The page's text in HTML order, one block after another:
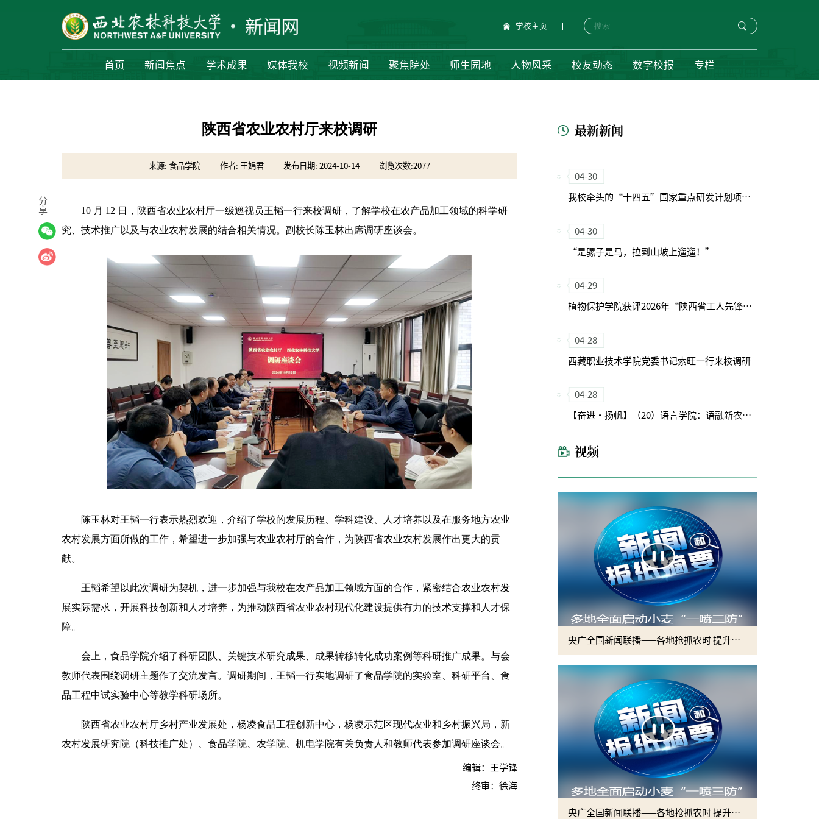
学校主页
首页 新闻焦点 学术成果 媒体我校 视频新闻 聚焦院处 师生园地 人物风采 校友动态 数字校报 专栏
陕西省农业农村厅来校调研
来源: 食品学院 作者: 王娟君 发布日期: 2024-10-14 浏览次数:2077
10 月 12 日，陕西省农业农村厅一级巡视员王韬一行来校调研，了解学校在农产品加工领域的科学研
究、技术推广以及与农业农村发展的结合相关情况。副校长陈玉林出席调研座谈会。
陈玉林对王韬一行表示热烈欢迎，介绍了学校的发展历程、学科建设、人才培养以及在服务地方农业
农村发展方面所做的工作，希望进一步加强与农业农村厅的合作，为陕西省农业农村发展作出更大的贡
献。
王韬希望以此次调研为契机，进一步加强与我校在农产品加工领域方面的合作，紧密结合农业农村发
展实际需求，开展科技创新和人才培养，为推动陕西省农业农村现代化建设提供有力的技术支撑和人才保
障。
会上，食品学院介绍了科研团队、关键技术研究成果、成果转移转化成功案例等科研推广成果。与会
教师代表围绕调研主题作了交流发言。调研期间，王韬一行实地调研了食品学院的实验室、科研平台、食
品工程中试实验中心等教学科研场所。
陕西省农业农村厅乡村产业发展处，杨凌食品工程创新中心，杨凌示范区现代农业和乡村振兴局，新
农村发展研究院（科技推广处）、食品学院、农学院、机电学院有关负责人和教师代表参加调研座谈会。
编辑：王学锋
终审：徐海
分
享
最新新闻
04-30
我校牵头的“十四五”国家重点研发计划项目启动会暨实施方案论证会顺利召开
04-30
“是骡子是马，拉到山坡上遛遛！”
04-29
植物保护学院获评2026年“陕西省工人先锋号”
04-28
西藏职业技术学院党委书记索旺一行来校调研
04-28
【奋进・扬帆】（20）语言学院：语融新农启征程 文润育人谱新篇
视频
央广全国新闻联播——各地抢抓农时 提升春管效率 夯实夏粮增收基础 (2)
央广全国新闻联播——各地抢抓农时 提升春管效率 夯实夏粮增收基础 (1)